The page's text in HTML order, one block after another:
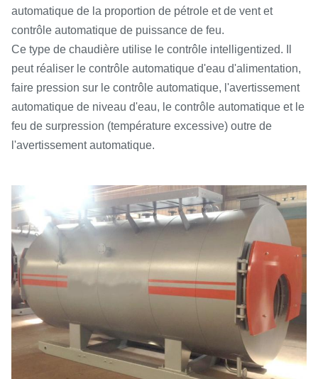
automatique de la proportion de pétrole et de vent et
contrôle automatique de puissance de feu.
Ce type de chaudière utilise le contrôle intelligentized. Il
peut réaliser le contrôle automatique d'eau d'alimentation,
faire pression sur le contrôle automatique, l'avertissement
automatique de niveau d'eau, le contrôle automatique et le
feu de surpression (température excessive) outre de
l'avertissement automatique.